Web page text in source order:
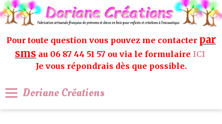
Pour toute question vous pouvez me contacter par
sms au 06 87 44 51 57 ou via le formulaire ICI
Je vous répondrais dès que possible.
Doriane Créations